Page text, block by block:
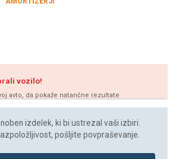
vozilo!
avto, da pokaže natančne rezultate
izdelek, ki bi ustrezal vaši izbiri.
pošljite povpraševanje.